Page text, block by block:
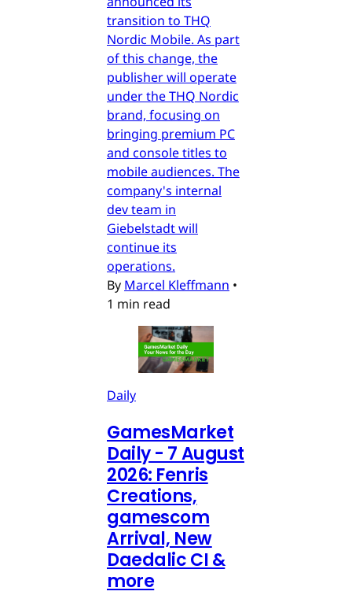
transition to THQ
Nordic Mobile. As part
of this change, the
publisher will operate
under the THQ Nordic
brand, focusing on
bringing premium PC
and console titles to
mobile audiences. The
company's internal
dev team in
Giebelstadt will
continue its
operations.
By Marcel Kleffmann •
1 min read
Daily
GamesMarket
Daily - 7 August
2026: Fenris
Creations,
gamescom
Arrival, New
Daedalic CI &
more